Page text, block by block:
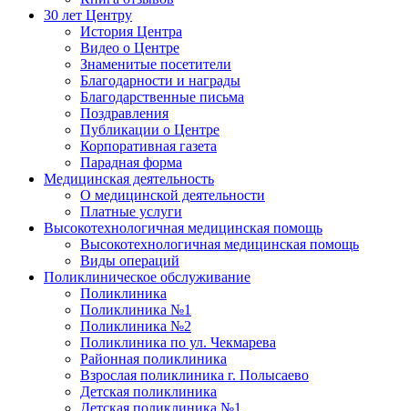
30 лет Центру
История Центра
Видео о Центре
Знаменитые посетители
Благодарности и награды
Благодарственные письма
Поздравления
Публикации о Центре
Корпоративная газета
Парадная форма
Медицинская деятельность
О медицинской деятельности
Платные услуги
Высокотехнологичная медицинская помощь
Высокотехнологичная медицинская помощь
Виды операций
Поликлиническое обслуживание
Поликлиника
Поликлиника №1
Поликлиника №2
Поликлиника по ул. Чекмарева
Районная поликлиника
Взрослая поликлиника г. Полысаево
Детская поликлиника
Детская поликлиника №1